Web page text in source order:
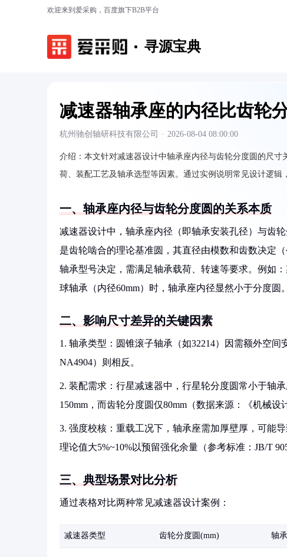
欢迎来到爱采购，百度旗下B2B平台
寻源宝典
减速器轴承座的内径比齿轮
杭州驰创轴研科技有限公司 · 2026-08-04 08:00:00
介绍： 本文针对减速器设计中轴承座内径与齿轮分度圆的尺
荷、装配工艺及轴承选型等因素。通过实例说明常见设计逻辑
一、轴承座内径与齿轮分度圆的关系本质
减速器设计中，轴承座内径（即轴承安装孔径）与齿
是齿轮啮合的理论基准圆，其直径由模数和齿数决定
轴承型号决定，需满足轴承载荷、转速等要求。例如
球轴承（内径60mm）时，轴承座内径显然小于分度圆。
二、影响尺寸差异的关键因素
1. 轴承类型：圆锥滚子轴承（如32214）因需额外空
NA4904）则相反。
2. 装配需求：行星减速器中，行星轮分度圆常小于轴
150mm，而齿轮分度圆仅80mm（数据来源：《机械设
3. 强度校核：重载工况下，轴承座需加厚壁厚，可能
理论值大5%~10%以预留强化余量（参考标准：JB/T
三、典型场景对比分析
通过表格对比两种常见减速器设计案例：
减速器类型 齿轮分度圆(mm) 轴